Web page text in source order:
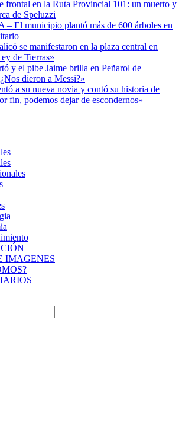
frontal en la Ruta Provincial 101: un muerto y
de Speluzzi
– El municipio plantó más de 600 árboles en
se manifestaron en la plaza central en
de Tierras»
y el pibe Jaime brilla en Peñarol de
dieron a Messi?»
a su nueva novia y contó su historia de
fin, podemos dejar de escondernos»
IMAGENES